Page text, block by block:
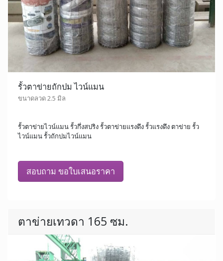
รั้วตาข่ายถักปม ไวน์แมน
ขนาดลวด 2.5 มิล
รั้วตาข่ายไวน์แมน รั้วกึ่งสปริง รั้วตาข่ายแรงดึง รั้วแรงดึง ตาข่าย รั้ว
ไวน์แมน รั้วถักปมไวน์แมน
สอบถาม ขอใบเสนอราคา
ตาข่ายเทวดา 165 ซม.